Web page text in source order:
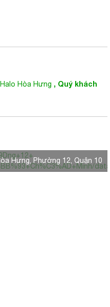
VIB CMT8, Sacombank
Hòa Hưng, Quý khách